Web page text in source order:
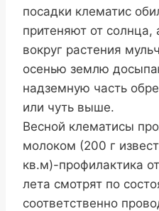
посадки клематис
притеняют от солнца,
вокруг растения
осенью землю
надземную часть
или чуть выше.
Весной клематисы
молоком (200 г
кв.м)-профилактика
лета смотрят по
соответственно